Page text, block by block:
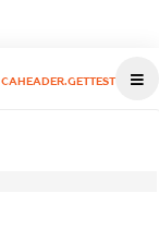
CAHEADER.GETTEST